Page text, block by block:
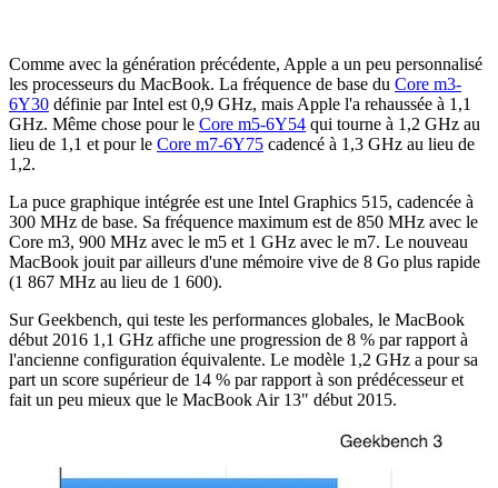
Comme avec la génération précédente, Apple a un peu personnalisé
les processeurs du MacBook. La fréquence de base du Core m3-
6Y30 définie par Intel est 0,9 GHz, mais Apple l'a rehaussée à 1,1
GHz. Même chose pour le Core m5-6Y54 qui tourne à 1,2 GHz au
lieu de 1,1 et pour le Core m7-6Y75 cadencé à 1,3 GHz au lieu de
1,2.
La puce graphique intégrée est une Intel Graphics 515, cadencée à
300 MHz de base. Sa fréquence maximum est de 850 MHz avec le
Core m3, 900 MHz avec le m5 et 1 GHz avec le m7. Le nouveau
MacBook jouit par ailleurs d'une mémoire vive de 8 Go plus rapide
(1 867 MHz au lieu de 1 600).
Sur Geekbench, qui teste les performances globales, le MacBook
début 2016 1,1 GHz affiche une progression de 8 % par rapport à
l'ancienne configuration équivalente. Le modèle 1,2 GHz a pour sa
part un score supérieur de 14 % par rapport à son prédécesseur et
fait un peu mieux que le MacBook Air 13" début 2015.